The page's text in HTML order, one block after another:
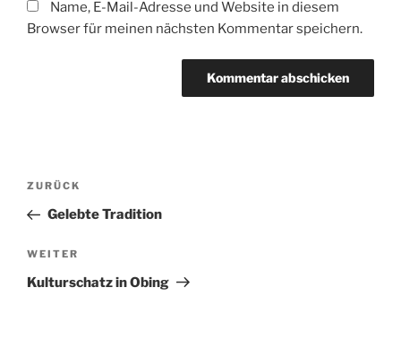
Name, E-Mail-Adresse und Website in diesem
Browser für meinen nächsten Kommentar speichern.
Beitragsnavigation
Vorheriger
Beitrag
ZURÜCK
Gelebte Tradition
Nächster
Beitrag
WEITER
Kulturschatz in Obing